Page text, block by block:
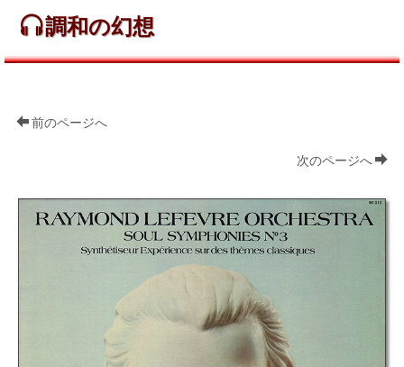
調和の幻想
前のページへ
次のページへ